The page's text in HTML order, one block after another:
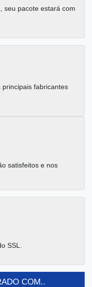
seu pacote estará com
fabricantes
satisfeitos e nos
SSL.
COM..